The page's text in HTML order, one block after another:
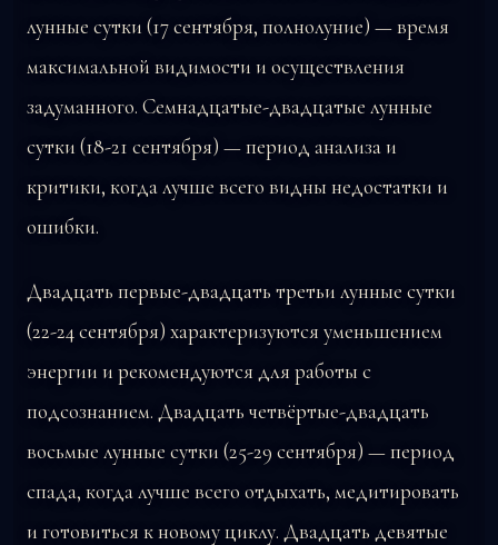
лунные сутки (17 сентября, полнолуние) — время
максимальной видимости и осуществления
задуманного. Семнадцатые-двадцатые лунные
сутки (18-21 сентября) — период анализа и
критики, когда лучше всего видны недостатки и
ошибки.
Двадцать первые-двадцать третьи лунные сутки
(22-24 сентября) характеризуются уменьшением
энергии и рекомендуются для работы с
подсознанием. Двадцать четвёртые-двадцать
восьмые лунные сутки (25-29 сентября) — период
спада, когда лучше всего отдыхать, медитировать
и готовиться к новому циклу. Двадцать девятые